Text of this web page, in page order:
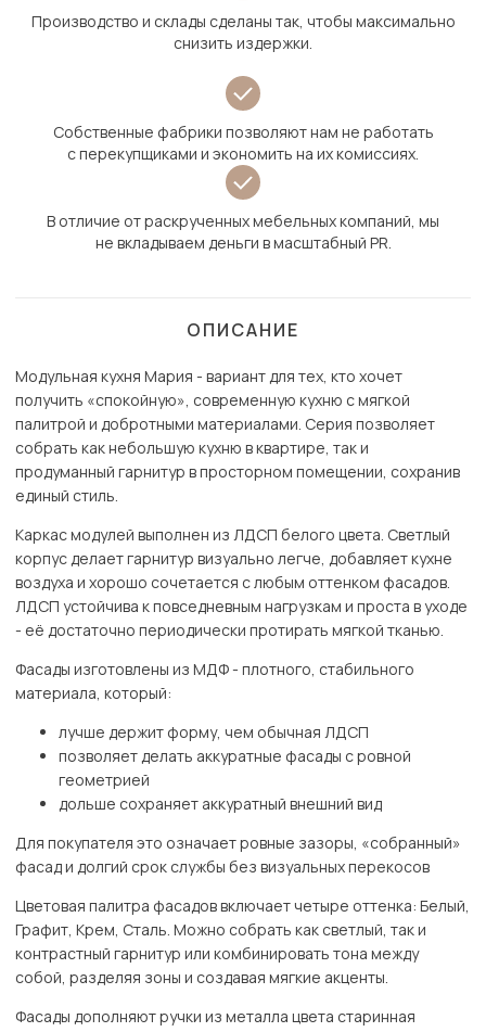
Производство и склады сделаны так, чтобы максимально
снизить издержки.
Собственные фабрики позволяют нам не работать
с перекупщиками и экономить на их комиссиях.
В отличие от раскрученных мебельных компаний, мы
не вкладываем деньги в масштабный PR.
ОПИСАНИЕ
Модульная кухня Мария - вариант для тех, кто хочет
получить «спокойную», современную кухню с мягкой
палитрой и добротными материалами. Серия позволяет
собрать как небольшую кухню в квартире, так и
продуманный гарнитур в просторном помещении, сохранив
единый стиль.
Каркас модулей выполнен из ЛДСП белого цвета. Светлый
корпус делает гарнитур визуально легче, добавляет кухне
воздуха и хорошо сочетается с любым оттенком фасадов.
ЛДСП устойчива к повседневным нагрузкам и проста в уходе
- её достаточно периодически протирать мягкой тканью.
Фасады изготовлены из МДФ - плотного, стабильного
материала, который:
лучше держит форму, чем обычная ЛДСП
позволяет делать аккуратные фасады с ровной
геометрией
дольше сохраняет аккуратный внешний вид
Для покупателя это означает ровные зазоры, «собранный»
фасад и долгий срок службы без визуальных перекосов
Цветовая палитра фасадов включает четыре оттенка: Белый,
Графит, Крем, Сталь. Можно собрать как светлый, так и
контрастный гарнитур или комбинировать тона между
собой, разделяя зоны и создавая мягкие акценты.
Фасады дополняют ручки из металла цвета старинная